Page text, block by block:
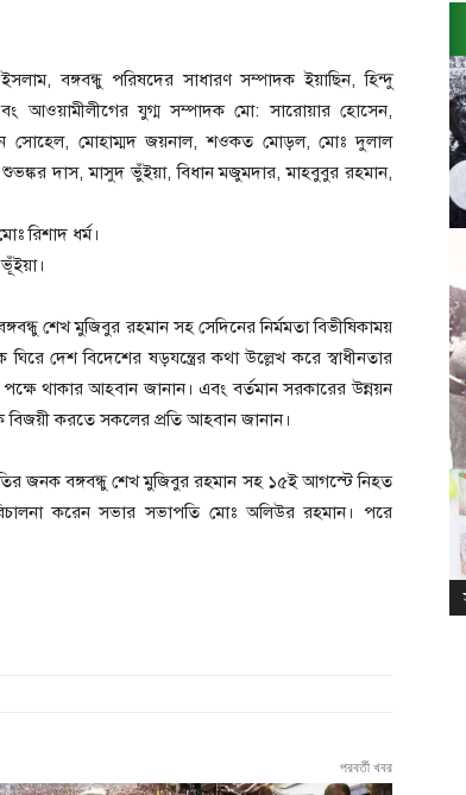
বঙ্গবন্ধু পরিষদের সাধারণ সম্পাদক ইয়াছিন, হিন্দু
আওয়ামীলীগের যুগ্ম সম্পাদক মো: সারোয়ার হোসেন,
সোহেল, মোহাম্মদ জয়নাল, শওকত মোড়ল, মোঃ দুলাল
দাস, মাসুদ ভুঁইয়া, বিধান মজুমদার, মাহবুবুর রহমান,
রিশাদ ধর্ম।
শেখ মুজিবুর রহমান সহ সেদিনের নির্মমতা বিভীষিকাময়
ঘিরে দেশ বিদেশের ষড়যন্ত্রের কথা উল্লেখ করে স্বাধীনতার
থাকার আহবান জানান। এবং বর্তমান সরকারের উন্নয়ন
বিজয়ী করতে সকলের প্রতি আহবান জানান।
জনক বঙ্গবন্ধু শেখ মুজিবুর রহমান সহ ১৫ই আগস্টে নিহত
করেন সভার সভাপতি মোঃ অলিউর রহমান। পরে
পরবর্তী খবর